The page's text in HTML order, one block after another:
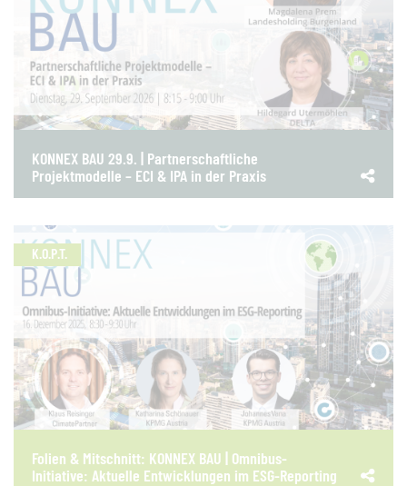
KONNEX BAU 29.9. | Partnerschaftliche
Projektmodelle – ECI & IPA in der Praxis
K.O.P.T.
Folien & Mitschnitt: KONNEX BAU | Omnibus-
Initiative: Aktuelle Entwicklungen im ESG-Reporting